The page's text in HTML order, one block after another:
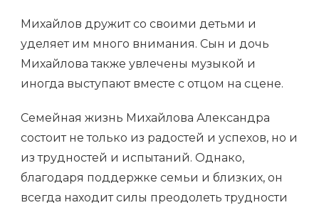
Михайлов дружит со своими детьми и
уделяет им много внимания. Сын и дочь
Михайлова также увлечены музыкой и
иногда выступают вместе с отцом на сцене.
Семейная жизнь Михайлова Александра
состоит не только из радостей и успехов, но и
из трудностей и испытаний. Однако,
благодаря поддержке семьи и близких, он
всегда находит силы преодолеть трудности